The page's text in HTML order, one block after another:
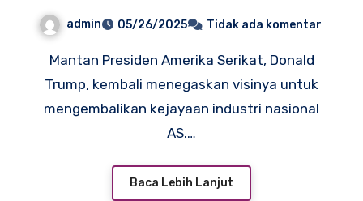
Strategis, Bukan Sekadar
admin 05/26/2025 Tidak ada komentar
Mantan Presiden Amerika Serikat, Donald
Trump, kembali menegaskan visinya untuk
mengembalikan kejayaan industri nasional
AS.…
Baca Lebih Lanjut